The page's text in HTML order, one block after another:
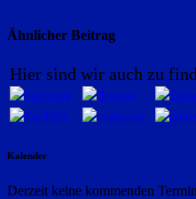
Ähnlicher Beitrag
Hier sind wir auch zu
Kalender
Derzeit keine kommenden